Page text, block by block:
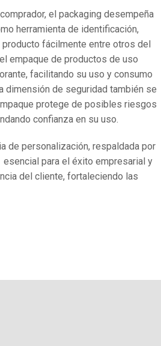
el packaging desempeña
herramienta de identificación,
fácilmente entre otros del
empaque de productos de uso
facilitando su uso y consumo
dimensión de seguridad también se
protege de posibles riesgos
confianza en su uso.
de personalización, respaldada por
para el éxito empresarial y
del cliente, fortaleciendo las